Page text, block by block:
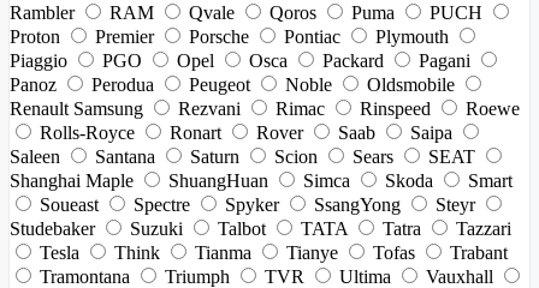
Rambler
RAM Qvale Qoros Puma
PUCH
Proton
Premier Porsche Pontiac
Plymouth
Piaggio
PGO Opel Osca Packard
Pagani
Panoz
Perodua Peugeot Noble
Oldsmobile
Renault Samsung
Rezvani Rimac Rinspeed
Roewe
Rolls-Royce
Ronart Rover Saab
Saipa
Saleen
Santana Saturn Scion Sears
SEAT
Shanghai Maple
ShuangHuan Simca Skoda
Smart
Soueast
Spectre Spyker SsangYong
Steyr
Studebaker
Suzuki Talbot TATA Tatra
Tazzari
Tesla
Think Tianma Tianye Tofas
Trabant
Tramontana
Triumph TVR Ultima
Vauxhall